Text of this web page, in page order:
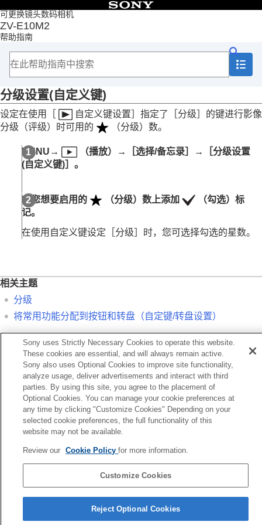
可更换镜头数码相机
ZV-E10M2
帮助指南
目录
首页
如何使用“帮助指南”
检查相机和附件
基本操作
准备相机/基本拍摄操作
从MENU查找功能
使用拍摄功能
本章节的内容
设定如何在影像之间跳转
为影像添加信息
裁切
在电视机上观看影像
在智能手机上可用的功能
使用电脑
使用云服务
如果遇到问题
分级设置(自定义键)
设定在使用 自定义键设置］ 指定了 ［分级］ 的键进行影像
分级（评级）时可用的
（分级）数。
MENU → （播放）→ ［选择/备忘录］ →
［分级设置
(自定义键)］ 。
在您想要启用的 （分级）数上添加
（勾选）标
记。
在使用自定义键设定 ［分级］ 时，您可选择勾选的星数。
相关主题
分级
将常用功能分配到按钮和转盘（自定键/转盘设置）
下一页
旋转影像（旋
TP1001534373
语言选择页面
5-061-838-93(4)
Sony uses Strictly Necessary Cookies to operate this website.
These cookies are essential, and will always remain active.
Sony also uses Optional Cookies to improve site functionality,
analyze usage, deliver advertisements and interact with third
parties. By using this site, you agree to the placement of
Optional Cookies. You can manage your cookie preferences at
any time by clicking "Customize Cookies" Depending on your
selected cookie preferences, the full functionality of this
website may not be available.
Review our Cookie Policyfor more information.
Customize Cookies
Reject Optional Cookies